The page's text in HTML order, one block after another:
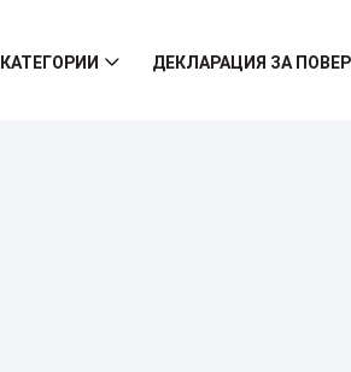
КАТЕГОРИИ ДЕКЛАРАЦИЯ ЗА